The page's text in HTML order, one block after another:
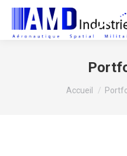
Vous êtes ici :
Accueil